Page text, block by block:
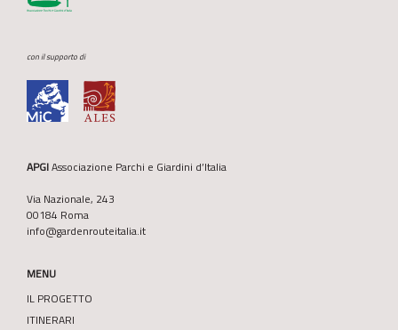
con il supporto di
APGIAssociazione Parchi e Giardini d’Italia
Via Nazionale, 243
00184 Roma
info@gardenrouteitalia.it
MENU
IL PROGETTO
ITINERARI